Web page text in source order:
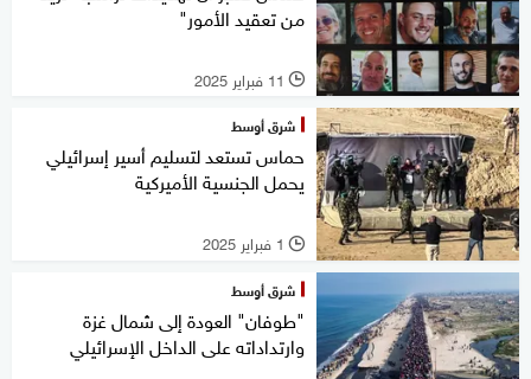
من تعقيد الأمور"
l 11 فبراير 2025
شرق أوسط
حماس تستعد لتسليم أسير إسرائيلي
يحمل الجنسية الأميركية
l 1 فبراير 2025
شرق أوسط
"طوفان" العودة إلى شمال غزة
وارتداداته على الداخل الإسرائيلي